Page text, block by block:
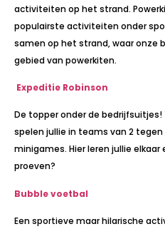
activiteiten op het strand.
populairste activiteiten onder
samen op het strand, waar onze
gebied van powerkiten.
Expeditie Robinson
De topper onder de bedrijfsuitjes!
spelen jullie in teams van 2 tegen
minigames. Hier leren jullie
proeven?
Bubble voetbal
Een sportieve maar hilarische